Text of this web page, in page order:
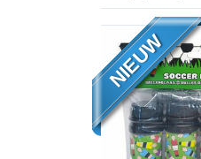
NIEUW